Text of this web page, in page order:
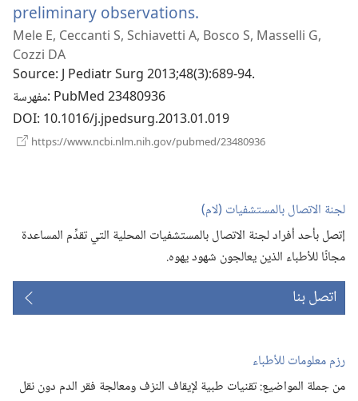
preliminary observations.
نافذة
جديدة)
Mele E, Ceccanti S, Schiavetti A, Bosco S, Masselli G,
Cozzi DA
Source‎: J Pediatr Surg 2013;48(3):689-94.
مفهرسة‎: PubMed 23480936
DOI‎: 10.1016/j.jpedsurg.2013.01.019
https://www.ncbi.nlm.nih.gov/pubmed/23480936
لجنة الاتصال بالمستشفيات (‏لام)‏
إتصل بأحد أفراد لجنة الاتصال بالمستشفيات المحلية التي تقدِّم المساعدة
مجانًا للأطباء الذين يعالجون شهود يهوه.‏
اتصل بنا
رزم معلومات للأطباء
من جملة المواضيع:‏ تقنيات طبية لإيقاف النزف ومعالجة فقر الدم دون نقل